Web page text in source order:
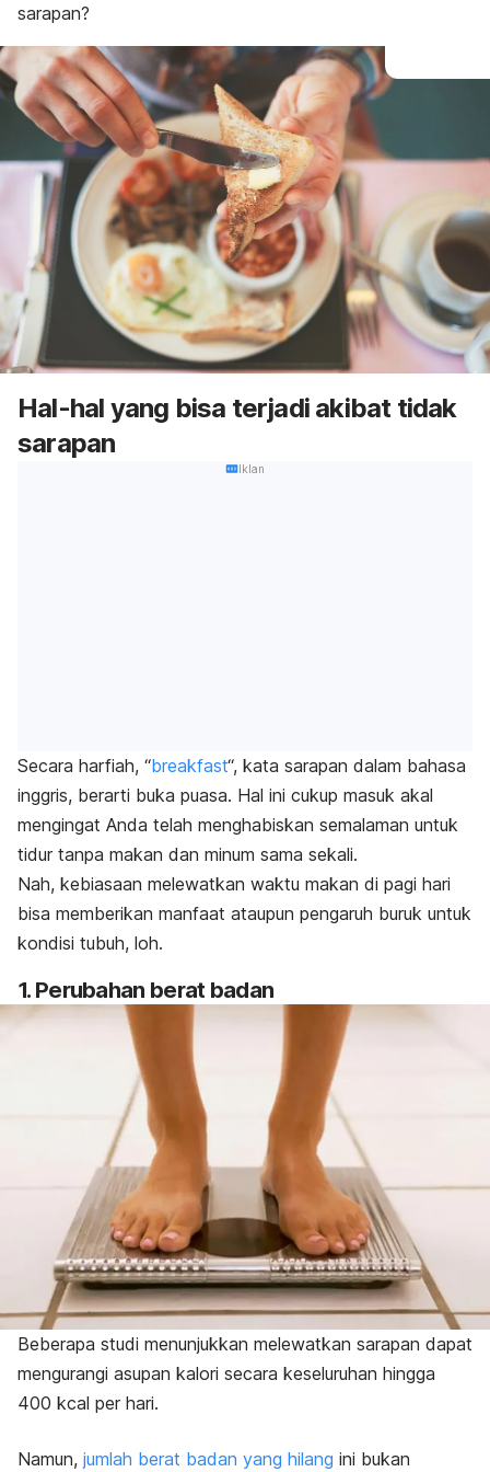
sarapan?
Hal-hal yang bisa terjadi akibat tidak
sarapan
Iklan
Secara harfiah, “breakfast“, kata sarapan dalam bahasa
inggris, berarti buka puasa. Hal ini cukup masuk akal
mengingat Anda telah menghabiskan semalaman untuk
tidur tanpa makan dan minum sama sekali.
Nah, kebiasaan melewatkan waktu makan di pagi hari
bisa memberikan manfaat ataupun pengaruh buruk untuk
kondisi tubuh, loh.
1. Perubahan berat badan
Beberapa studi menunjukkan melewatkan sarapan dapat
mengurangi asupan kalori secara keseluruhan hingga
400 kcal per hari.
Namun, jumlah berat badan yang hilang ini bukan